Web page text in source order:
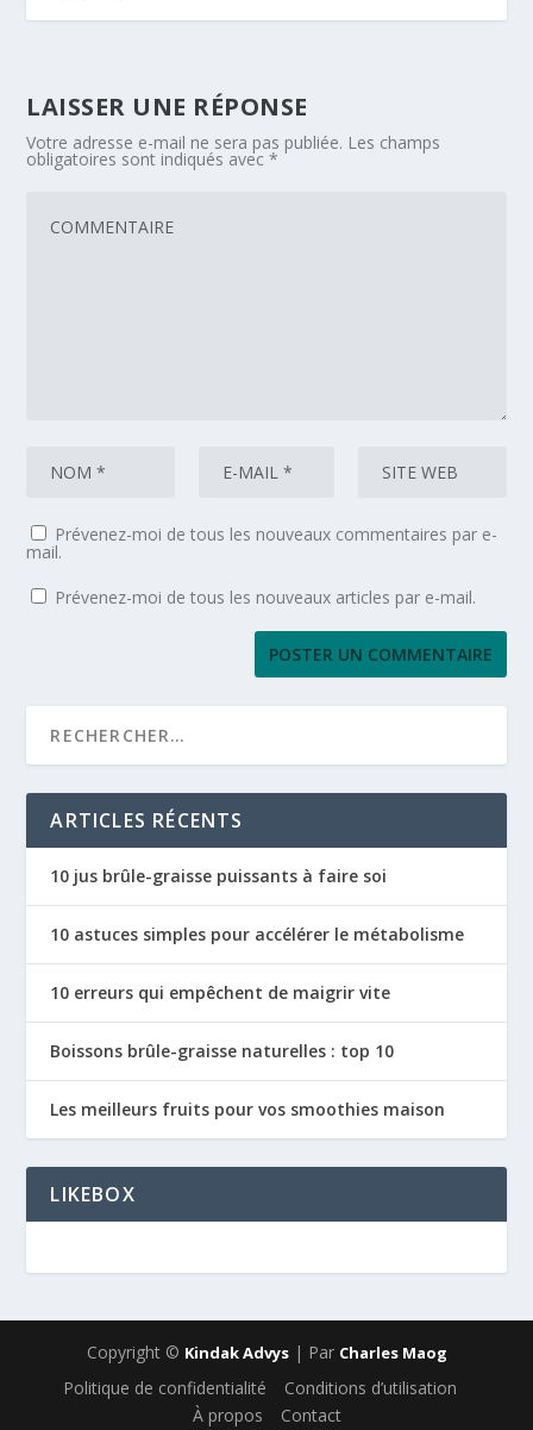
LAISSER UNE RÉPONSE
Votre adresse e-mail ne sera pas publiée. Les champs
obligatoires sont indiqués avec*
Prévenez-moi de tous les nouveaux commentaires par e-
mail.
Prévenez-moi de tous les nouveaux articles par e-mail.
ARTICLES RÉCENTS
10 jus brûle-graisse puissants à faire soi
10 astuces simples pour accélérer le métabolisme
10 erreurs qui empêchent de maigrir vite
Boissons brûle-graisse naturelles : top 10
Les meilleurs fruits pour vos smoothies maison
LIKEBOX
Copyright © Kindak Advys| Par Charles Maog
Politique de confidentialité
Conditions d’utilisation
À propos
Contact